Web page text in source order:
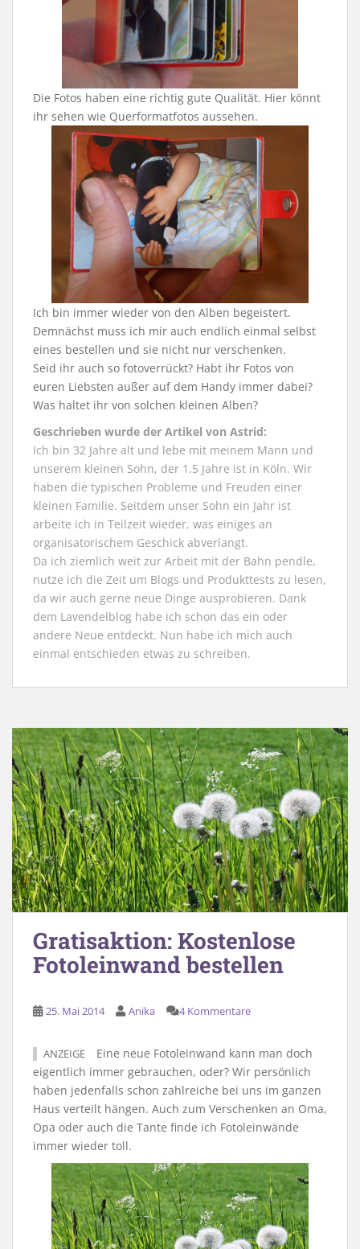
Die Fotos haben eine richtig gute Qualität. Hier könnt
ihr sehen wie Querformatfotos aussehen.
Ich bin immer wieder von den Alben begeistert.
Demnächst muss ich mir auch endlich einmal selbst
eines bestellen und sie nicht nur verschenken.
Seid ihr auch so fotoverrückt? Habt ihr Fotos von
euren Liebsten außer auf dem Handy immer dabei?
Was haltet ihr von solchen kleinen Alben?
Geschrieben wurde der Artikel von Astrid:
Ich bin 32 Jahre alt und lebe mit meinem Mann und
unserem kleinen Sohn, der 1,5 Jahre ist in Köln. Wir
haben die typischen Probleme und Freuden einer
kleinen Familie. Seitdem unser Sohn ein Jahr ist
arbeite ich in Teilzeit wieder, was einiges an
organisatorischem Geschick abverlangt.
Da ich ziemlich weit zur Arbeit mit der Bahn pendle,
nutze ich die Zeit um Blogs und Produkttests zu lesen,
da wir auch gerne neue Dinge ausprobieren. Dank
dem Lavendelblog habe ich schon das ein oder
andere Neue entdeckt. Nun habe ich mich auch
einmal entschieden etwas zu schreiben.
Gratisaktion: Kostenlose
Fotoleinwand bestellen
25. Mai 2014 Anika 4 Kommentare
ANZEIGE
Eine neue Fotoleinwand kann man doch
eigentlich immer gebrauchen, oder? Wir persönlich
haben jedenfalls schon zahlreiche bei uns im ganzen
Haus verteilt hängen. Auch zum Verschenken an Oma,
Opa oder auch die Tante finde ich Fotoleinwände
immer wieder toll.